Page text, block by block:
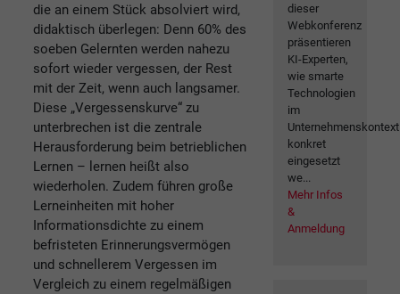
die an einem Stück absolviert wird,
didaktisch überlegen: Denn 60% des
soeben Gelernten werden nahezu
sofort wieder vergessen, der Rest
mit der Zeit, wenn auch langsamer.
Diese „Vergessenskurve“ zu
unterbrechen ist die zentrale
Herausforderung beim betrieblichen
Lernen – lernen heißt also
wiederholen. Zudem führen große
Lerneinheiten mit hoher
Informationsdichte zu einem
befristeten Erinnerungsvermögen
und schnellerem Vergessen im
Vergleich zu einem regelmäßigen
dieser
Webkonferenz
präsentieren
KI-Experten,
wie smarte
Technologien
im
Unternehmenskontext
konkret
eingesetzt
we...
Mehr Infos
&
Anmeldung